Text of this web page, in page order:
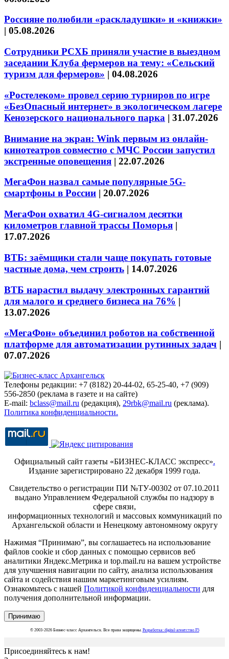
Россияне полюбили «раскладушки» и «книжки»
| 05.08.2026
Сотрудники РСХБ приняли участие в выездном
заседании Клуба фермеров на тему: «Сельский
туризм для фермеров» | 04.08.2026
«Ростелеком» провел серию турниров по игре
«БезОпасный интернет» в экологическом лагере
Кенозерского национального парка | 31.07.2026
Внимание на экран: Wink первым из онлайн-
кинотеатров совместно с МЧС России запустил
экстренные оповещения | 22.07.2026
МегаФон назвал самые популярные 5G-
смартфоны в России | 20.07.2026
МегаФон охватил 4G-сигналом десятки
километров главной трассы Поморья |
17.07.2026
ВТБ: заёмщики стали чаще покупать готовые
частные дома, чем строить | 14.07.2026
ВТБ нарастил выдачу электронных гарантий
для малого и среднего бизнеса на 76% |
13.07.2026
«МегаФон» объединил роботов на собственной
платформе для автоматизации рутинных задач |
07.07.2026
Телефоны редакции: +7 (8182) 20-44-02, 65-25-40, +7 (909)
556-2850 (реклама в газете и на сайте)
E-mail: bclass@mail.ru (редакция), 29rbk@mail.ru (реклама).
Политика конфиденциальности.
Официальный сайт газеты «БИЗНЕС-КЛАСС экспресс».
Издание зарегистрировано 22 декабря 1999 года.
Свидетельство о регистрации ПИ №ТУ-00302 от 07.10.2011
выдано Управлением Федеральной службы по надзору в
сфере связи,
информационных технологий и массовых коммуникаций по
Архангельской области и Ненецкому автономному округу
Нажимая “Принимаю”, вы соглашаетесь на использование
файлов cookie и сбор данных с помощью сервисов веб
аналитики Яндекс.Метрика и top.mail.ru на вашем устройстве
для улучшения навигации по сайту, анализа использования
сайта и содействия нашим маркетинговым усилиям.
Ознакомьтесь с нашей Политикой конфиденциальности для
получения дополнительной информации.
Принимаю
© 2003-2026 Бизнес-класс Архангельск. Все права защищены. Разработка: digital-агентство F5
Присоединяйтесь к нам!